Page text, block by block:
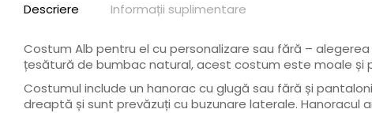
Descriere Informații suplimentare
Costum Alb pentru el cu personalizare sau fără –
țesătură de bumbac natural, acest costum este moale și
Costumul include un hanorac cu glugă sau fără și
dreaptă și sunt prevăzuți cu buzunare laterale. Hanoracul